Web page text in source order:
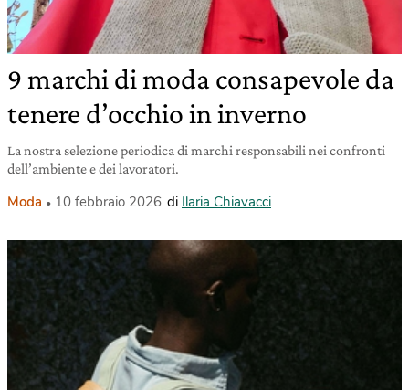
9 marchi di moda consapevole da
tenere d’occhio in inverno
La nostra selezione periodica di marchi responsabili nei confronti
dell’ambiente e dei lavoratori.
Moda 10 febbraio 2026 di Ilaria Chiavacci